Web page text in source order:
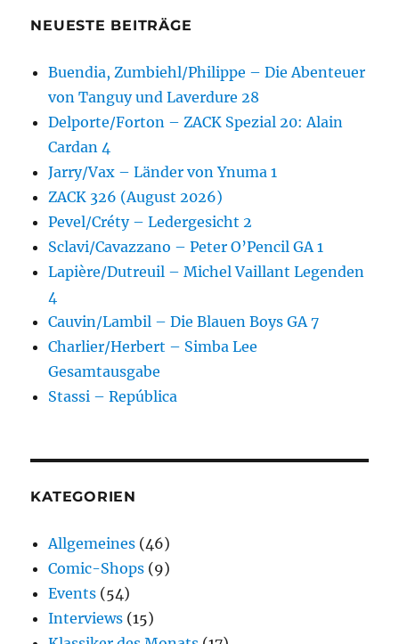
NEUESTE BEITRÄGE
Buendia, Zumbiehl/Philippe – Die Abenteuer
von Tanguy und Laverdure 28
Delporte/Forton – ZACK Spezial 20: Alain
Cardan 4
Jarry/Vax – Länder von Ynuma 1
ZACK 326 (August 2026)
Pevel/Créty – Ledergesicht 2
Sclavi/Cavazzano – Peter O’Pencil GA 1
Lapière/Dutreuil – Michel Vaillant Legenden
4
Cauvin/Lambil – Die Blauen Boys GA 7
Charlier/Herbert – Simba Lee
Gesamtausgabe
Stassi – República
KATEGORIEN
Allgemeines (46)
Comic-Shops (9)
Events (54)
Interviews (15)